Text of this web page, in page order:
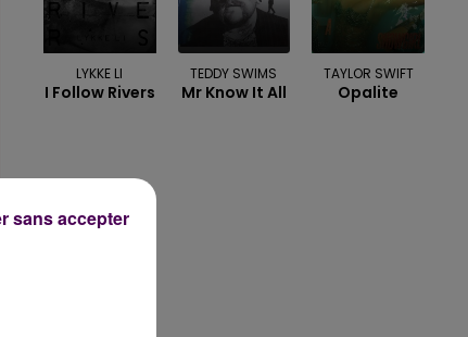
LYKKE LI
I Follow Rivers
TEDDY SWIMS
Mr Know It All
TAYLOR SWIFT
Opalite
sans accepter